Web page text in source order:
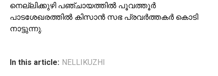
നെല്ലിക്കുഴി പഞ്ചായത്തിൽ പൂവത്തൂർ
പാടശേഖരത്തിൽ കിസാൻ സഭ പ്രവർത്തകർ കൊടി
നാട്ടുന്നു.
In this article: NELLIKUZHI